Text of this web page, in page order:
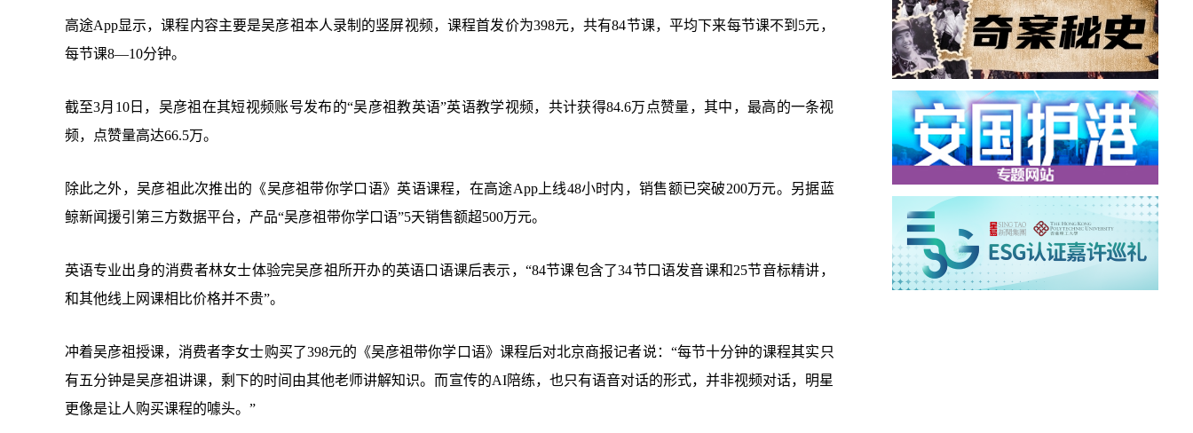
高途App显示，课程内容主要是吴彦祖本人录制的竖屏视频，课程首发价为398元，共有84节课，平均下来每节课不到5元，
每节课8—10分钟。
截至3月10日，吴彦祖在其短视频账号发布的“吴彦祖教英语”英语教学视频，共计获得84.6万点赞量，其中，最高的一条视
频，点赞量高达66.5万。
除此之外，吴彦祖此次推出的《吴彦祖带你学口语》英语课程，在高途App上线48小时内，销售额已突破200万元。另据蓝
鲸新闻援引第三方数据平台，产品“吴彦祖带你学口语”5天销售额超500万元。
英语专业出身的消费者林女士体验完吴彦祖所开办的英语口语课后表示，“84节课包含了34节口语发音课和25节音标精讲，
和其他线上网课相比价格并不贵”。
冲着吴彦祖授课，消费者李女士购买了398元的《吴彦祖带你学口语》课程后对北京商报记者说：“每节十分钟的课程其实只
有五分钟是吴彦祖讲课，剩下的时间由其他老师讲解知识。而宣传的AI陪练，也只有语音对话的形式，并非视频对话，明星
更像是让人购买课程的噱头。”